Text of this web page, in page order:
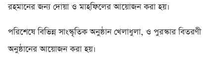
রহমানের জন্য দোয়া ও মাহফিলের আয়োজন করা হয়।
পরিশেষে বিভিন্ন সাংস্কৃতিক অনুষ্ঠান খেলাধুলা, ও পুরস্কার বিতরণী
অনুষ্ঠানের আয়োজন করা হয়।